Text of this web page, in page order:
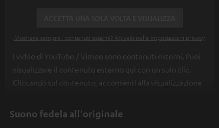
Mostrare sempre i contenuti esterni? Attivalo nelle impostazioni privacy
I video di YouTube / Vimeo sono contenuti esterni. Puoi
visualizzare il contenuto esterno qui con un solo clic.
Cliccando sul contenuto, acconsenti alla visualizzazione
dati personali a piattaforme di terze parti. Puoi trovare
ulteriori informazioni al riguardo nella nostra
Suono fedela all'originale